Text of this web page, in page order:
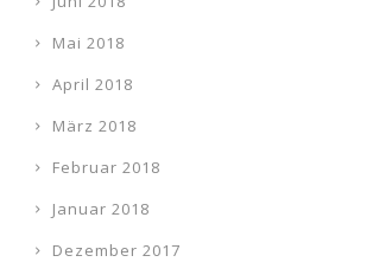
Mai 2018
April 2018
März 2018
Februar 2018
Januar 2018
Dezember 2017